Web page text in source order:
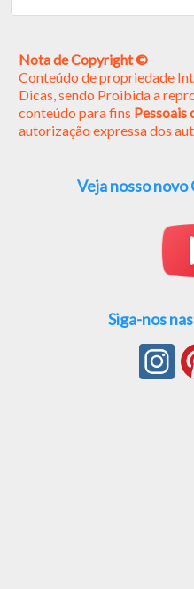
Nota de Copyright ©
Conteúdo de propriedade
Dicas, sendo Proibida a
conteúdo para fins Pessoais
autorização expressa dos
Veja nosso novo
Siga-nos